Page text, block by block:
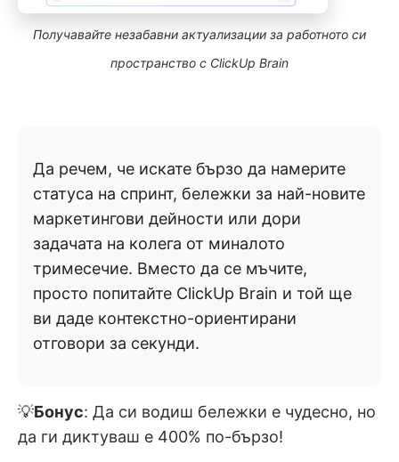
Получавайте незабавни актуализации за работното си
пространство с ClickUp Brain
Да речем, че искате бързо да намерите
статуса на спринт, бележки за най-новите
маркетингови дейности или дори
задачата на колега от миналото
тримесечие. Вместо да се мъчите,
просто попитайте ClickUp Brain и той ще
ви даде контекстно-ориентирани
отговори за секунди.
💡Бонус: Да си водиш бележки е чудесно, но
да ги диктуваш е 400% по-бързо!